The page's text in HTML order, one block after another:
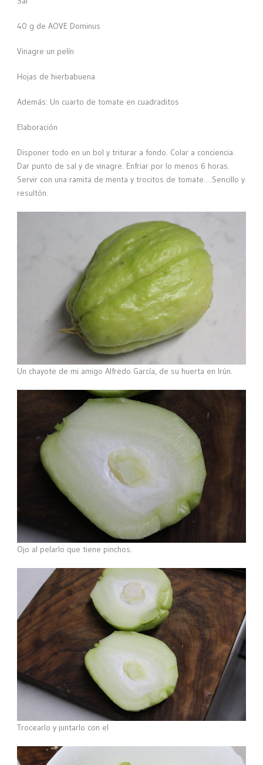
40 g de AOVE Dominus
Vinagre un pelín
Hojas de hierbabuena
Además: Un cuarto de tomate en cuadraditos
Elaboración
Disponer todo en un bol y triturar a fondo. Colar a conciencia.
Dar punto de sal y de vinagre. Enfriar por lo menos 6 horas.
Servir con una ramita de menta y trocitos de tomate….Sencillo y
resultón.
Un chayote de mi amigo Alfredo García, de su huerta en Irún.
Ojo al pelarlo que tiene pinchos.
Trocearlo y juntarlo con el